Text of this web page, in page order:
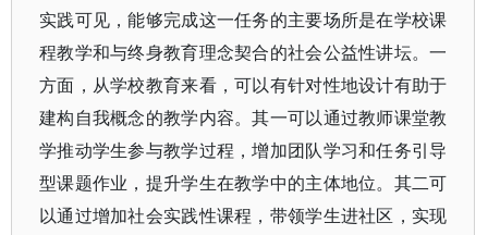
实践可见，能够完成这一任务的主要场所是在学校课
程教学和与终身教育理念契合的社会公益性讲坛。一
方面，从学校教育来看，可以有针对性地设计有助于
建构自我概念的教学内容。其一可以通过教师课堂教
学推动学生参与教学过程，增加团队学习和任务引导
型课题作业，提升学生在教学中的主体地位。其二可
以通过增加社会实践性课程，带领学生进社区，实现